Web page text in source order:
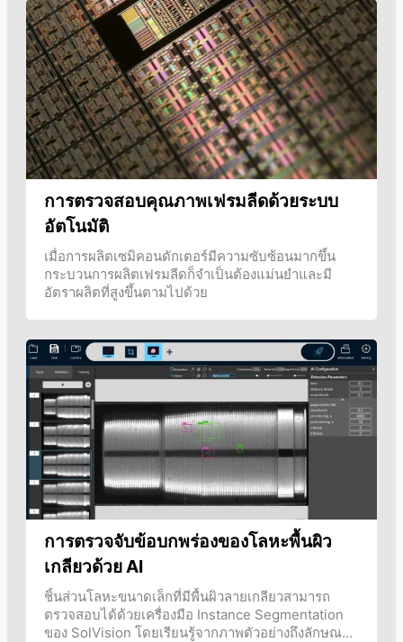
การตรวจสอบคุณภาพเฟรมลีดด้วยระบบ
อัตโนมัติ
เมื่อการผลิตเซมิคอนดักเตอร์มีความซับซ้อนมากขึ้น
กระบวนการผลิตเฟรมลีดก็จำเป็นต้องแม่นยำและมี
อัตราผลิตที่สูงขึ้นตามไปด้วย
การตรวจจับข้อบกพร่องของโลหะพื้นผิว
เกลียวด้วย AI
ชิ้นส่วนโลหะขนาดเล็กที่มีพื้นผิวลายเกลียวสามารถ
ตรวจสอบได้ด้วยเครื่องมือ Instance Segmentation
ของ SolVision โดยเรียนรู้จากภาพตัวอย่างถึงลักษณะ